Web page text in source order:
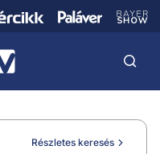
Részletes keresés